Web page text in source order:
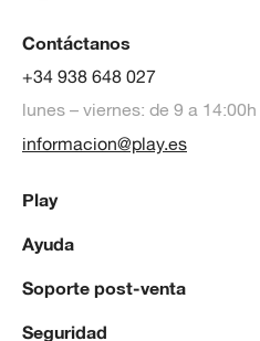
Contáctanos
+34 938 648 027
lunes – viernes: de 9 a 14:00h
informacion@play.es
Play
Ayuda
Soporte post-venta
Seguridad